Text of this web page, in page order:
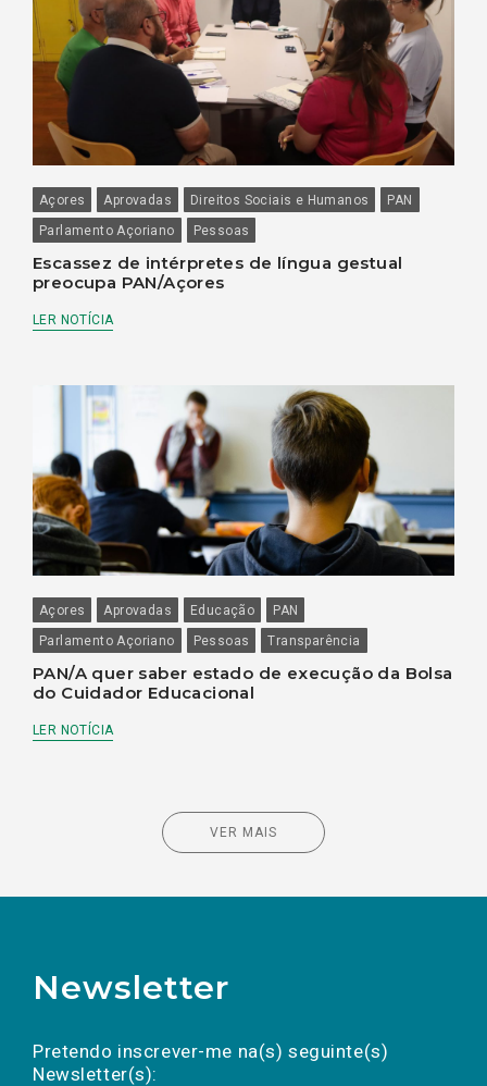
Açores Aprovadas Direitos Sociais e Humanos
PAN
Parlamento Açoriano
Pessoas
Escassez de intérpretes de língua gestual
preocupa PAN/Açores
LER NOTÍCIA
Açores Aprovadas Educação
PAN
Parlamento Açoriano
Pessoas Transparência
PAN/A quer saber estado de execução da Bolsa
do Cuidador Educacional
LER NOTÍCIA
VER MAIS
Newsletter
Pretendo inscrever-me na(s) seguinte(s)
Newsletter(s):
a(s) newsletter(s).
mail